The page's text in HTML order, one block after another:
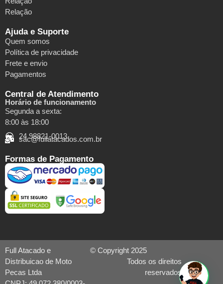
Relação
Ajuda e Suporte
Quem somos
Política de privacidade
Frete e envio
Pagamentos
Central de Atendimento
Horário de funcionamento
Segunda a sexta:
8:00 às 18:00
24 98821-0013
sac@fullatacados.com.br
Formas de Pagamento
Full Atacado e
Distribuicao de Moto
Pecas Ltda
© Copyright 2025
Todos os direitos
reservados